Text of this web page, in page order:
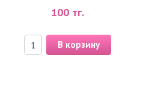
100тг.
В корзину